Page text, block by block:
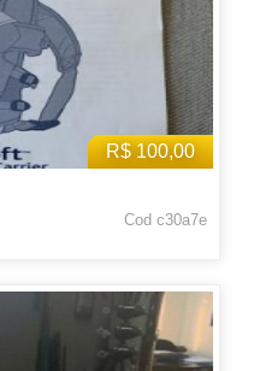
R$ 100,00
Cod c30a7e